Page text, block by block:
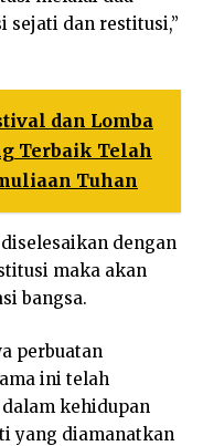
sejati dan restitusi,”
dan Lomba
Terbaik Telah
Tuhan
dengan
maka akan
bangsa.
perbuatan
ini telah
kehidupan
yang diamanatkan